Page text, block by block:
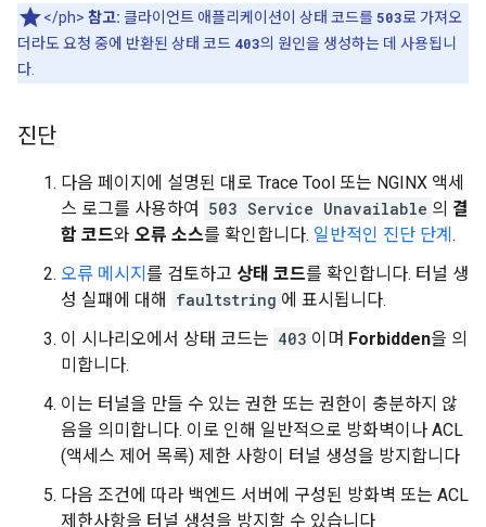
</ph> 참고: 클라이언트 애플리케이션이 상태 코드를 503로 가져오
더라도 요청 중에 반환된 상태 코드 403의 원인을 생성하는 데 사용됩니
다.
진단
다음 페이지에 설명된 대로 Trace Tool 또는 NGINX 액세
스 로그를 사용하여
503 Service Unavailable 의 결
함 코드와 오류 소스를 확인합니다. 일반적인 진단 단계 .
오류 메시지 를 검토하고 상태 코드를 확인합니다. 터널 생
성 실패에 대해
faultstring 에 표시됩니다.
이 시나리오에서 상태 코드는 403 이며 Forbidden을 의
미합니다.
이는 터널을 만들 수 있는 권한 또는 권한이 충분하지 않
음을 의미합니다. 이로 인해 일반적으로 방화벽이나 ACL
(액세스 제어 목록) 제한 사항이 터널 생성을 방지합니다
다음 조건에 따라 백엔드 서버에 구성된 방화벽 또는 ACL
제한사항을 터널 생성을 방지할 수 있습니다